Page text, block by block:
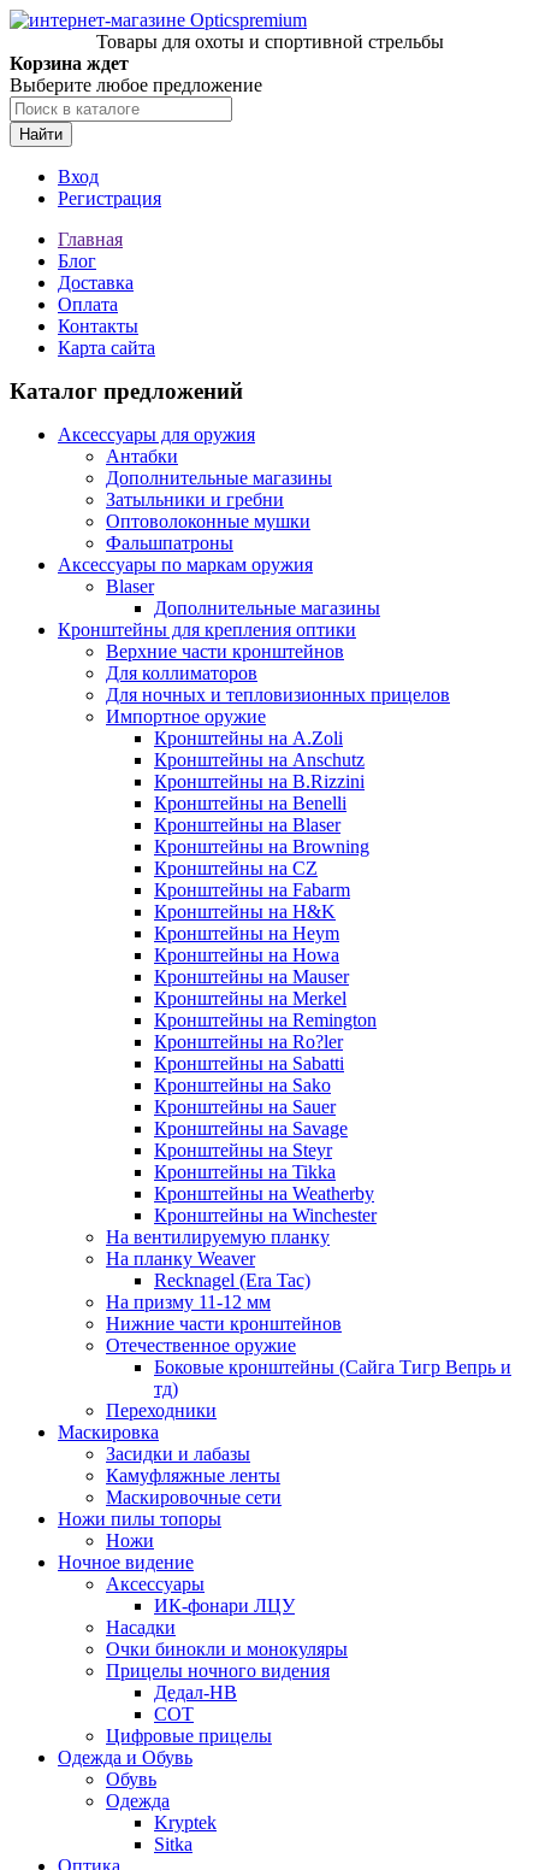
Товары для охоты и спортивной стрельбы
Корзина ждет
Выберите любое предложение
Найти
Вход
Регистрация
Главная
Блог
Доставка
Оплата
Контакты
Карта сайта
Каталог предложений
Аксессуары для оружия
Антабки
Дополнительные магазины
Затыльники и гребни
Оптоволоконные мушки
Фальшпатроны
Аксессуары по маркам оружия
Blaser
Дополнительные магазины
Кронштейны для крепления оптики
Верхние части кронштейнов
Для коллиматоров
Для ночных и тепловизионных прицелов
Импортное оружие
Кронштейны на A.Zoli
Кронштейны на Anschutz
Кронштейны на B.Rizzini
Кронштейны на Benelli
Кронштейны на Blaser
Кронштейны на Browning
Кронштейны на CZ
Кронштейны на Fabarm
Кронштейны на H&K
Кронштейны на Heym
Кронштейны на Howa
Кронштейны на Mauser
Кронштейны на Merkel
Кронштейны на Remington
Кронштейны на Ro?ler
Кронштейны на Sabatti
Кронштейны на Sako
Кронштейны на Sauer
Кронштейны на Savage
Кронштейны на Steyr
Кронштейны на Tikka
Кронштейны на Weatherby
Кронштейны на Winchester
На вентилируемую планку
На планку Weaver
Recknagel (Era Tac)
На призму 11-12 мм
Нижние части кронштейнов
Отечественное оружие
Боковые кронштейны (Сайга Тигр Вепрь и
тд)
Переходники
Маскировка
Засидки и лабазы
Камуфляжные ленты
Маскировочные сети
Ножи пилы топоры
Ножи
Ночное видение
Аксессуары
ИК-фонари ЛЦУ
Насадки
Очки бинокли и монокуляры
Прицелы ночного видения
Дедал-НВ
СОТ
Цифровые прицелы
Одежда и Обувь
Обувь
Одежда
Kryptek
Sitka
Оптика